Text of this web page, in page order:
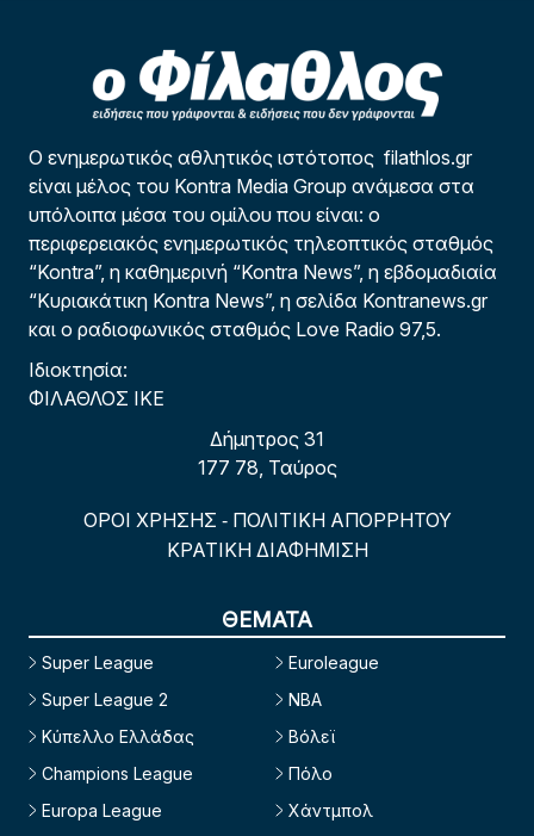
Ο ενημερωτικός αθλητικός ιστότοπος filathlos.gr
είναι μέλος του Kontra Media Group ανάμεσα στα
υπόλοιπα μέσα του ομίλου που είναι: ο
περιφερειακός ενημερωτικός τηλεοπτικός σταθμός
“Kontra”, η καθημερινή “Kontra News”, η εβδομαδιαία
“Κυριακάτικη Kontra News”, η σελίδα Kontranews.gr
και ο ραδιοφωνικός σταθμός Love Radio 97,5.
Ιδιοκτησία:
ΦΙΛΑΘΛΟΣ ΙΚΕ
Δήμητρος 31
177 78, Ταύρος
ΟΡΟΙ ΧΡΗΣΗΣ - ΠΟΛΙΤΙΚΗ ΑΠΟΡΡΗΤΟΥ
ΚΡΑΤΙΚΗ ΔΙΑΦΗΜΙΣΗ
ΘΕΜΑΤΑ
Super League
Super League 2
Κύπελλο Ελλάδας
Champions League
Europa League
Euroleague
NBA
Βόλεϊ
Πόλο
Χάντμπολ